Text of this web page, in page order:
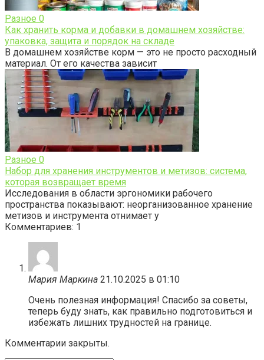
Разное 0
Как хранить корма и добавки в домашнем хозяйстве:
упаковка, защита и порядок на складе
В домашнем хозяйстве корм — это не просто расходный
материал. От его качества зависит
Разное 0
Набор для хранения инструментов и метизов: система,
которая возвращает время
Исследования в области эргономики рабочего
пространства показывают: неорганизованное хранение
метизов и инструмента отнимает у
Комментариев: 1
Мария Маркина 21.10.2025 в 01:10
Очень полезная информация! Спасибо за советы,
теперь буду знать, как правильно подготовиться и
избежать лишних трудностей на границе.
Комментарии закрыты.